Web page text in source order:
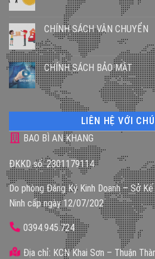
CHÍNH SÁCH VẬN CHUYỂN
CHÍNH SÁCH BẢO MẬT
LIÊN HỆ VỚI
BAO BÌ AN KHANG
ĐKKD số: 2301179114
Do phòng Đăng Ký Kinh Doanh – Sở
Ninh cấp ngày 12/07/202
0394.945.724
Địa chỉ: KCN Khai Sơn – Thuận